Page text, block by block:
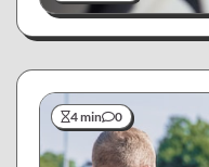
4 min 0